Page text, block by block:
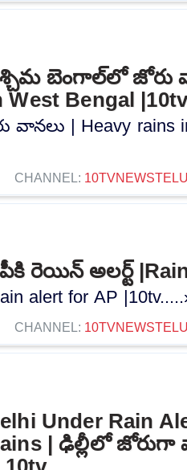
బెంగాల్‌లో జోరు
West Bengal
| Heavy rains
CHANNEL:
రెయిన్ అలర్ట్
alert for AP
CHANNEL:
Under Rain
| ఢిల్లీలో